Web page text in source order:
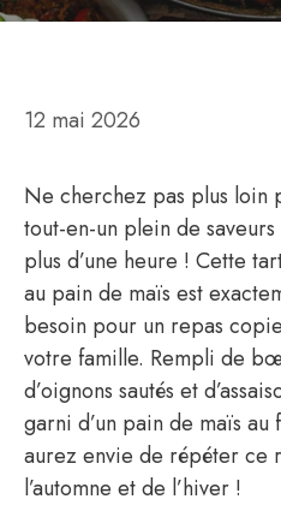
12 mai 2026
Ne cherchez pas plus loin
tout-en-un plein de
plus d’une heure ! Cette
au pain de maïs est
besoin pour un repas
votre famille. Rempli de
d’oignons sautés et
garni d’un pain de maïs
aurez envie de répéter ce
l’automne et de l’hiver !